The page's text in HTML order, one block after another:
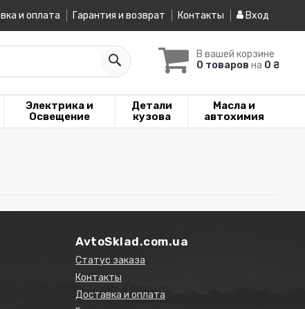
и оплата Гарантия и возврат Контакты Вход
В вашей корзине
0 товаров на 0 ₴
Электрика и
Освещение
Детали
кузова
Масла и
автохимия
AvtoSklad.com.ua
Статус заказа
Контакты
Доставка и оплата